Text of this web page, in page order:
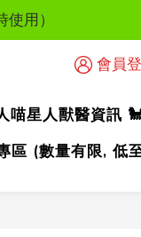
用）
用）
使用）
會員
喵星人獸醫資訊
區 (數量有限, 低至